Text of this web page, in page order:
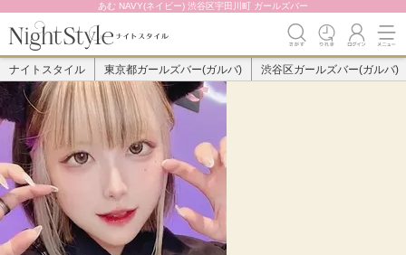
あむ NAVY(ネイビー) 渋谷区宇田川町 ガールズバー
ナイトスタイル 東京都ガールズバー(ガルバ) 渋谷区ガールズバー(ガルバ)